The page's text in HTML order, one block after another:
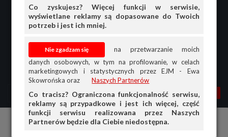
Co zyskujesz? Więcej funkcji w serwisie,
wyświetlane reklamy są dopasowane do Twoich
potrzeb i jest ich mniej.
na przetwarzanie moich
danych osobowych, w tym na profilowanie, w celach
marketingowych i statystycznych przez EJM - Ewa
Skowrońska oraz
Naszych Partnerów
Co tracisz? Ograniczona funkcjonalność serwisu,
reklamy są przypadkowe i jest ich więcej, część
funkcji serwisu realizowana przez Naszych
Partnerów będzie dla Ciebie niedostępna.
MENU MOJA AG
PRZEGLĄD
Części i akcesoria samochodowe